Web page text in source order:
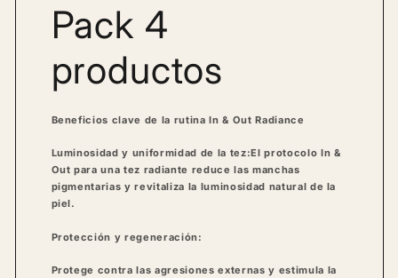
Pack 4
productos
Beneficios clave de la rutina In & Out Radiance
Luminosidad y uniformidad de la tez:El protocolo In &
Out para una tez radiante reduce las manchas
pigmentarias y revitaliza la luminosidad natural de la
piel.
Protección y regeneración:
Protege contra las agresiones externas y estimula la